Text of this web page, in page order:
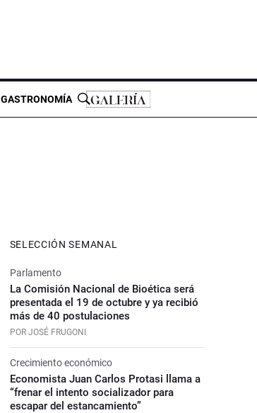
GASTRONOMÍA
SELECCIÓN SEMANAL
Parlamento
La Comisión Nacional de Bioética será
presentada el 19 de octubre y ya recibió
más de 40 postulaciones
POR JOSÉ FRUGONI
Crecimiento económico
Economista Juan Carlos Protasi llama a
“frenar el intento socializador para
escapar del estancamiento”